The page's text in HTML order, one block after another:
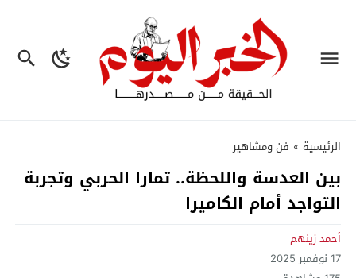
الرئيسية » فن ومشاهير
بين العدسة واللحظة.. تمارا الحربي وتجربة
التواجد أمام الكاميرا
أحمد زينهم
17 نوفمبر 2025